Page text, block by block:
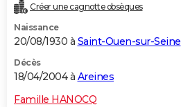
Créer une cagnotte obsèques
Naissance
20/08/1930 à Saint-Ouen-sur-Seine
Décès
18/04/2004 à Areines
Famille HANOCQ